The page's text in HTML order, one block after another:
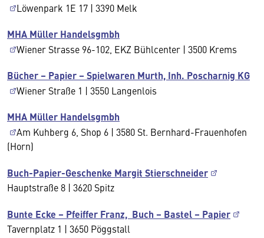
Löwenpark 1E 17 | 3390 Melk
MHA Müller Handelsgmbh
Wiener Strasse 96-102, EKZ Bühlcenter | 3500 Krems
Bücher – Papier – Spielwaren Murth, Inh. Poscharnig KG
Wiener Straße 1 | 3550 Langenlois
MHA Müller Handelsgmbh
Am Kuhberg 6, Shop 6 | 3580 St. Bernhard-Frauenhofen
(Horn)
Buch-Papier-Geschenke Margit Stierschneider
Hauptstraße 8 | 3620 Spitz
Bunte Ecke – Pfeiffer Franz, Buch – Bastel – Papier
Tavernplatz 1 | 3650 Pöggstall